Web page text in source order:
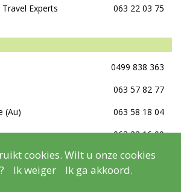
Experts 063 22 03 75
0499 838 363
063 57 82 77
(Au)
063 58 18 04
063 22 16 00
063 57 68 23
cookies. Wilt u onze cookies
Ik weiger Ik ga akkoord.